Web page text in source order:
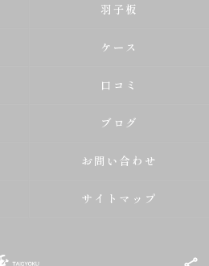
羽子板
ケース
口コミ
ブログ
お問い合わせ
サイトマップ